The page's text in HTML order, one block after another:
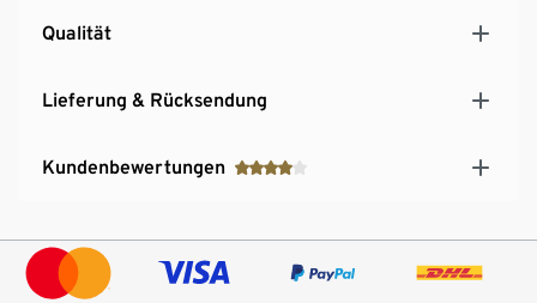
Qualität
Lieferung & Rücksendung
Kundenbewertungen